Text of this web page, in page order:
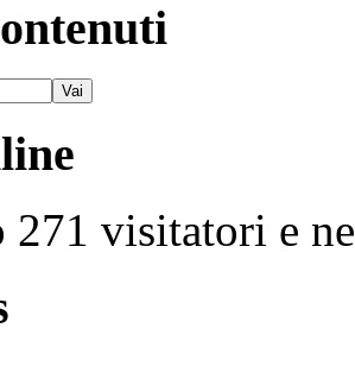
271 visitatori e